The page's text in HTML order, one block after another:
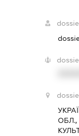
ОБЛ.,